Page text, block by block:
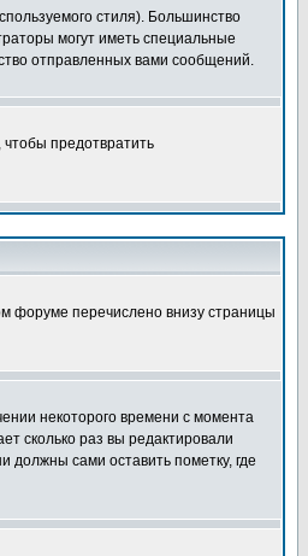
стиля). Большинство
могут иметь специальные
отправленных вами сообщений.
предотвратить
форуме перечислено внизу страницы
некоторого времени с момента
сколько раз вы редактировали
сами оставить пометку, где